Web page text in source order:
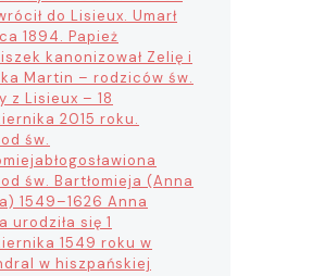
do Lisieux. Umarł
1894. Papież
kanonizował Zelię i
Martin – rodziców św.
z Lisieux – 18
2015 roku.
św.
błogosławiona
św. Bartłomieja (Anna
1549–1626 Anna
urodziła się 1
1549 roku w
w hiszpańskiej